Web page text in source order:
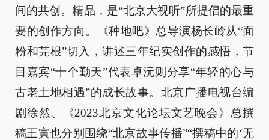
间的共创。精品，是“北京大视听”所提倡的最重
要的创作方向。《种地吧》总导演杨长岭从“面
粉和芫根”切入，讲述三年纪实创作的感悟，节
目嘉宾“十个勤天”代表卓沅则分享“年轻的心与
古老土地相遇”的成长故事。北京广播电视台编
剧徐然、《2023北京文化论坛文艺晚会》总撰
稿王寅也分别围绕“北京故事传播”“撰稿中的‘无